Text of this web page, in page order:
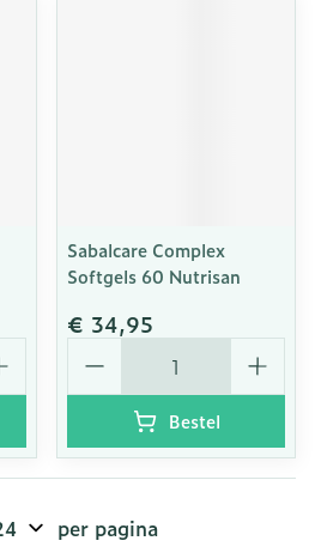
Sabalcare Complex
Softgels 60 Nutrisan
€ 34,95
Aantal
Bestel
per pagina